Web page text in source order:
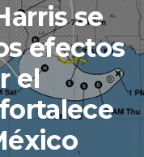
se
efectos
el